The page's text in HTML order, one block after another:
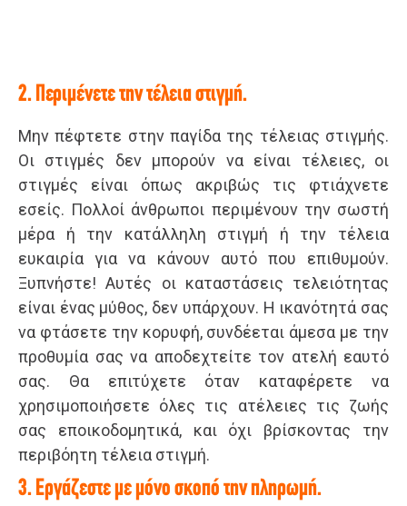
2. Περιμένετε την τέλεια στιγμή.
Μην πέφτετε στην παγίδα της τέλειας στιγμής.
Οι στιγμές δεν μπορούν να είναι τέλειες, οι
στιγμές είναι όπως ακριβώς τις φτιάχνετε
εσείς. Πολλοί άνθρωποι περιμένουν την σωστή
μέρα ή την κατάλληλη στιγμή ή την τέλεια
ευκαιρία για να κάνουν αυτό που επιθυμούν.
Ξυπνήστε! Αυτές οι καταστάσεις τελειότητας
είναι ένας μύθος, δεν υπάρχουν. Η ικανότητά σας
να φτάσετε την κορυφή, συνδέεται άμεσα με την
προθυμία σας να αποδεχτείτε τον ατελή εαυτό
σας. Θα επιτύχετε όταν καταφέρετε να
χρησιμοποιήσετε όλες τις ατέλειες τις ζωής
σας εποικοδομητικά, και όχι βρίσκοντας την
περιβόητη τέλεια στιγμή.
3. Εργάζεστε με μόνο σκοπό την πληρωμή.